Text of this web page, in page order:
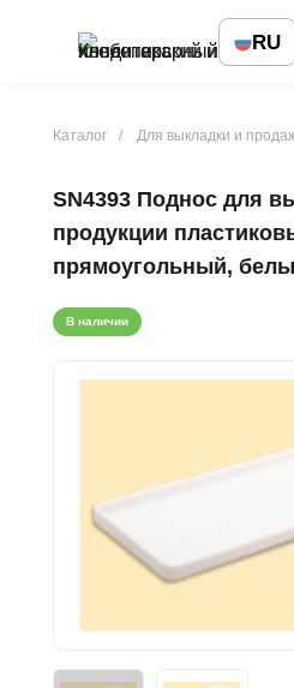
RU
Каталог Для выкладки и
SN4393 Поднос для
продукции
прямоугольный,
В наличии